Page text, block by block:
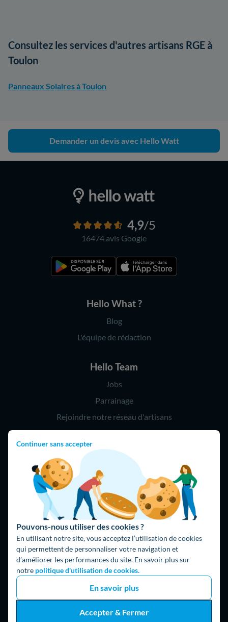
Continuer sans accepter
Pouvons-nous utiliser des cookies ?
En utilisant notre site, vous acceptez l’utilisation de cookies
qui permettent de personnaliser votre navigation et
d’améliorer les performances du site. En savoir plus sur
notre politique d'utilisation de cookies.
En savoir plus
Accepter & Fermer
Consultez les services d'autres artisans RGE à
Toulon
Panneaux Solaires à Toulon
Demander un devis avec Hello Watt
4,9/5
16474 avis Google
Hello What ?
Blog
L'équipe de rédaction
Hello Team
Jobs
Parrainage
Rejoindre notre réseau d'artisans
Hello !
09 75 18 60 60
(8h-21h)
75018 Paris
Fait avec ⚡ par Hello Watt
© 2026 Hello Watt |CGU|Mentions légales